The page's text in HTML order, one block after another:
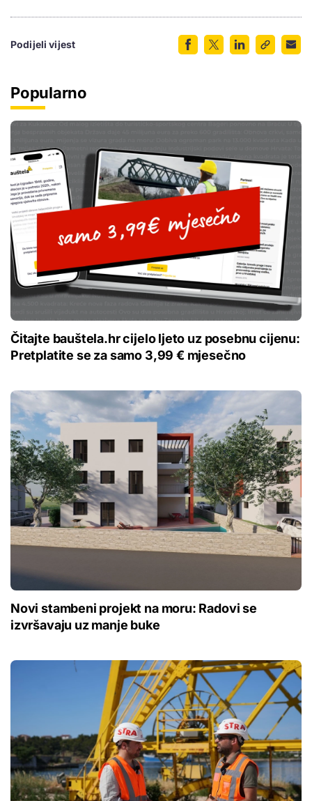
Podijeli vijest
Popularno
Čitajte bauštela.hr cijelo ljeto uz posebnu cijenu:
Pretplatite se za samo 3,99 € mjesečno
Novi stambeni projekt na moru: Radovi se
izvršavaju uz manje buke